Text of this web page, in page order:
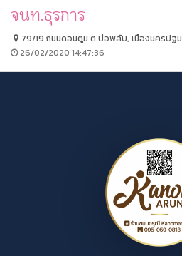
จนท.ธุรการ
79/19 ถนนดอนตูม ต.บ่อพลับ, เมืองนครปฐ
26/02/2020 14:47:36